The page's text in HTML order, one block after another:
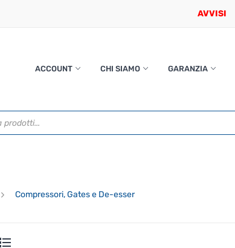
AVVISI
ACCOUNT CHI SIAMO GARANZIA
Compressori, Gates e De-esser